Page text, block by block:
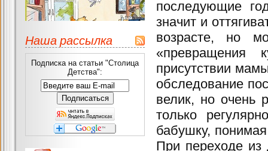
последующие
значит и
возрасте, но
«превращения
присутствии
обследование
велик, но очень
только
бабушку,
При переходе из
Наша рассылка
Подписка на статьи "Столица
Детства":